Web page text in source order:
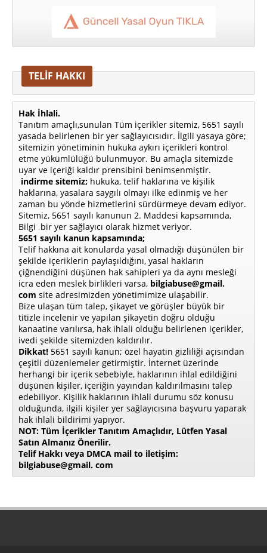
TELİF HAKKI
Hak İhlali.
Tanıtım amaçlı,sunulan Tüm içerikler sitemiz, 5651 sayılı
yasada belirlenen bir yer sağlayıcısıdır. İlgili yasaya göre;
sitemizin yönetiminin hukuka aykırı içerikleri kontrol
etme yükümlülüğü bulunmuyor. Bu amaçla sitemizde
uyar ve içeriği kaldır prensibini benimsenmiştir.
indirme sitemiz; hukuka, telif haklarına ve kişilik
haklarına, yasalara saygılı olmayı ilke edinmiş ve her
zaman bu yönde hizmetlerini sürdürmeye devam ediyor.
Sitemiz, 5651 sayılı kanunun 2. Maddesi kapsamında,
Bilgi bir yer sağlayıcı olarak hizmet veriyor.
5651 sayılı kanun kapsamında;
Telif hakkına ait konularda yasal olmadığı düşünülen bir
şekilde içeriklerin paylaşıldığını, yasal hakların
çiğnendiğini düşünen hak sahipleri ya da aynı mesleği
icra eden meslek birlikleri varsa, bilgiabuse@gmail.
com site adresimizden yönetimimize ulaşabilir.
Bize ulaşan tüm talep, şikayet ve görüşler büyük bir
titizle incelenir ve yapılan şikayetin doğru olduğu
kanaatine varılırsa, hak ihlali olduğu belirlenen içerikler,
ivedi şekilde sitemizden kaldırılır.
Dikkat! 5651 sayılı kanun; özel hayatın gizliliği açısından
çeşitli düzenlemeler getirmiştir. İnternet üzerinde
herhangi bir içerik sebebiyle, haklarının ihlal edildiğini
düşünen kişiler, içeriğin yayından kaldırılmasını talep
edebiliyor. Kişilik haklarının ihlali durumu söz konusu
olduğunda, ilgili kişiler yer sağlayıcısına başvuru yaparak
hak ihlali bildirimi yapıyor.
NOT: Tüm İçerikler Tanıtım Amaçlıdır, Lütfen Yasal
Satın Almanız Önerilir.
Telif Hakkı veya DMCA mail to iletişim:
bilgiabuse@gmail. com